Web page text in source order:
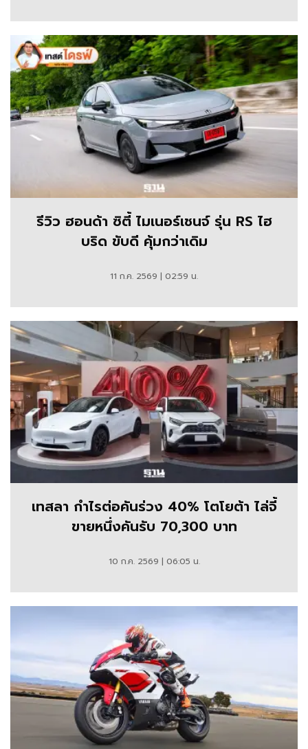
รีวิว ฮอนด้า ซิตี้ ไมเนอร์เชนจ์ รุ่น RS ไฮ
บริด ขับดี คุ้มกว่าเดิม
11 ก.ค. 2569 | 02:59 น.
เทสลา กำไรต่อคันร่วง 40% โตโยต้า ไล่จี้
ขายหนึ่งคันรับ 70,300 บาท
10 ก.ค. 2569 | 06:05 น.